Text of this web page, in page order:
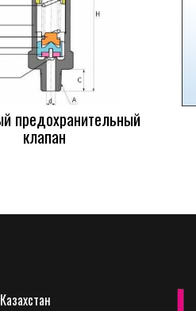
предохранительный
клапан